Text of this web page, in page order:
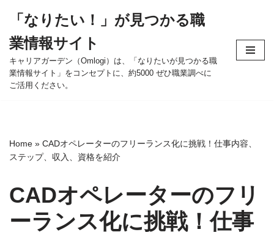
ン
テ
ン
ツ
ッ
「なりたい！」が見つかる職
業情報サイト
キャリアガーデン（Omlogi）は、「なりたいが見つかる職
業情報サイト」をコンセプトに、約5000 ぜひ職業調べに
ご活用ください。
Home » CADオペレーターのフリーランス化に挑戦！仕事内容、
ステップ、収入、資格を紹介
CADオペレーターのフリ
ーランス化に挑戦！仕事